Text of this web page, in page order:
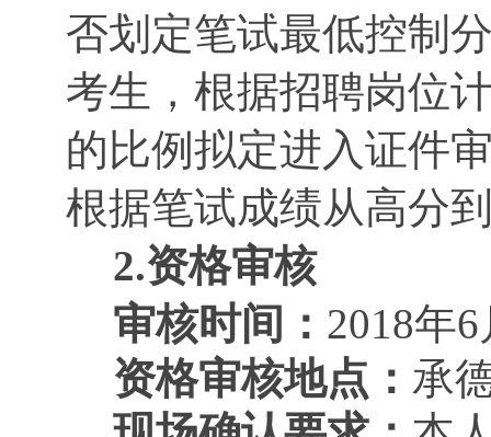
否划定笔试最低控制
考生，根据招聘岗位
的比例拟定进入证件
根据笔试成绩从高分
2.资格审核
审核时间： 2018年
资格审核地点： 承